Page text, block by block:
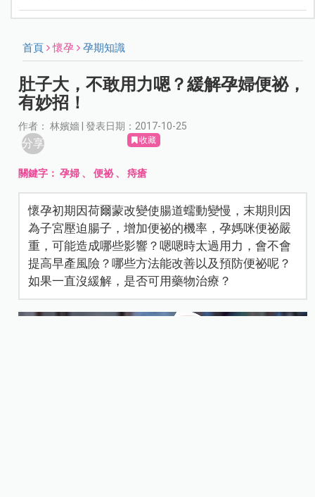
首頁 懷孕 孕期知識
肚子大，不敢用力嗯？緩解孕婦便祕，
有妙招！
作者： 林嬪嬙 | 發表日期：2017-10-25
分享 收藏
關鍵字：孕婦 、便祕、痔瘡
懷孕初期因荷爾蒙改變使腸道蠕動變慢，末期則因
為子宮壓迫腸子，增加便祕的機率，孕媽咪便祕嚴
重，可能造成哪些影響？嗯嗯時太過用力，會不會
提高早產風險？哪些方法能改善以及預防便祕呢？
如果一直沒緩解，是否可用藥物治療？